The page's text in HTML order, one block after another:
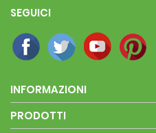
SEGUICI
INFORMAZIONI
PRODOTTI